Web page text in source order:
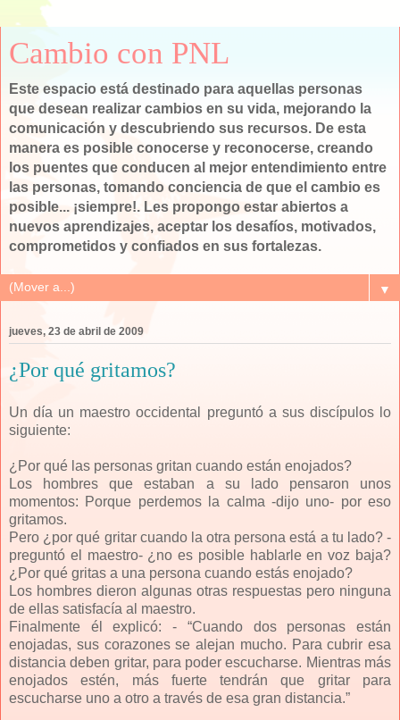
Cambio con PNL
Este espacio está destinado para aquellas personas
que desean realizar cambios en su vida, mejorando la
comunicación y descubriendo sus recursos. De esta
manera es posible conocerse y reconocerse, creando
los puentes que conducen al mejor entendimiento entre
las personas, tomando conciencia de que el cambio es
posible... ¡siempre!. Les propongo estar abiertos a
nuevos aprendizajes, aceptar los desafíos, motivados,
comprometidos y confiados en sus fortalezas.
▼
jueves, 23 de abril de 2009
¿Por qué gritamos?
Un día un maestro occidental preguntó a sus discípulos lo
siguiente:
¿Por qué las personas gritan cuando están enojados?
Los hombres que estaban a su lado pensaron unos
momentos: Porque perdemos la calma -dijo uno- por eso
gritamos.
Pero ¿por qué gritar cuando la otra persona está a tu lado? -
preguntó el maestro- ¿no es posible hablarle en voz baja?
¿Por qué gritas a una persona cuando estás enojado?
Los hombres dieron algunas otras respuestas pero ninguna
de ellas satisfacía al maestro.
Finalmente él explicó: - “Cuando dos personas están
enojadas, sus corazones se alejan mucho. Para cubrir esa
distancia deben gritar, para poder escucharse. Mientras más
enojados estén, más fuerte tendrán que gritar para
escucharse uno a otro a través de esa gran distancia.”